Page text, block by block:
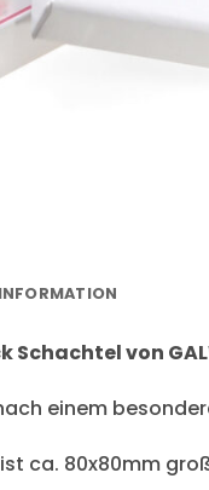
Schachtel von
einem
ca. 80x80mm